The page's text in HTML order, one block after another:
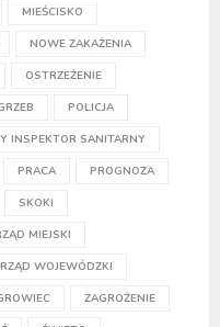
MIEŚCISKO
NOWE ZAKAŻENIA
OSTRZEŻENIE
POLICJA
INSPEKTOR SANITARNY
PRACA PROGNOZA
SKOKI
MIEJSKI
WOJEWÓDZKI
ZAGROŻENIE